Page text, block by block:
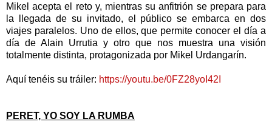
Mikel acepta el reto y, mientras su anfitrión se prepara para
la llegada de su invitado, el público se embarca en dos
viajes paralelos. Uno de ellos, que permite conocer el día a
día de Alain Urrutia y otro que nos muestra una visión
totalmente distinta, protagonizada por Mikel Urdangarín.
Aquí tenéis su tráiler: https://youtu.be/0FZ28yoI42I
PERET, YO SOY LA RUMBA